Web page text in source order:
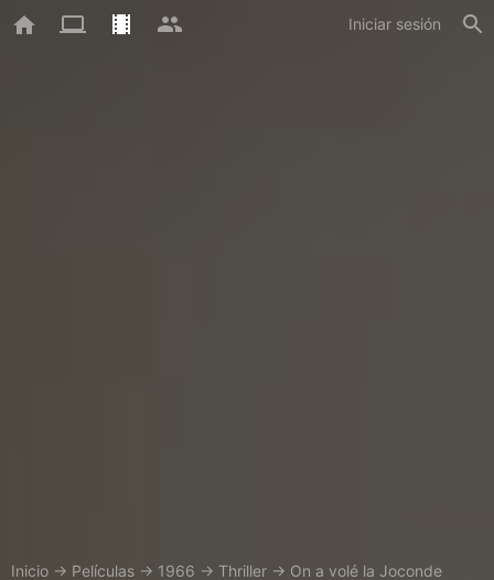
Iniciar sesión
Inicio → Películas → 1966 → Thriller → On a volé la Joconde